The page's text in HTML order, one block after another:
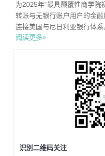
为2025年“最具颠覆性商学院
转账与无银行账户用户的金
连接美国与尼日利亚银行体系
阅读更多>
识别二维码关注